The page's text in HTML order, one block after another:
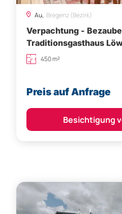
Verpachtung -
Bregenzerwald -
starken Erfolgsfaktoren
450 m²
Besichtigung